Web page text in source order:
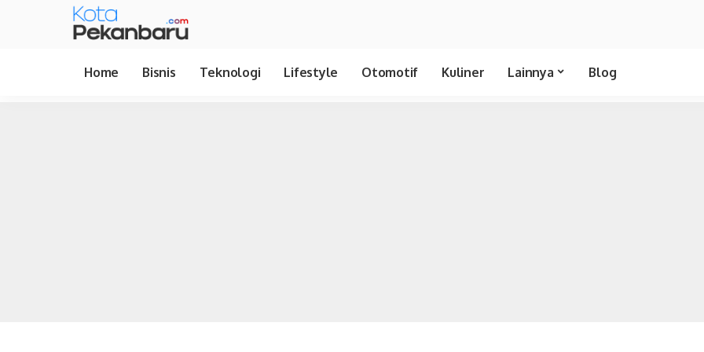
Home Bisnis Teknologi Lifestyle Otomotif Kuliner Lainnya Blog